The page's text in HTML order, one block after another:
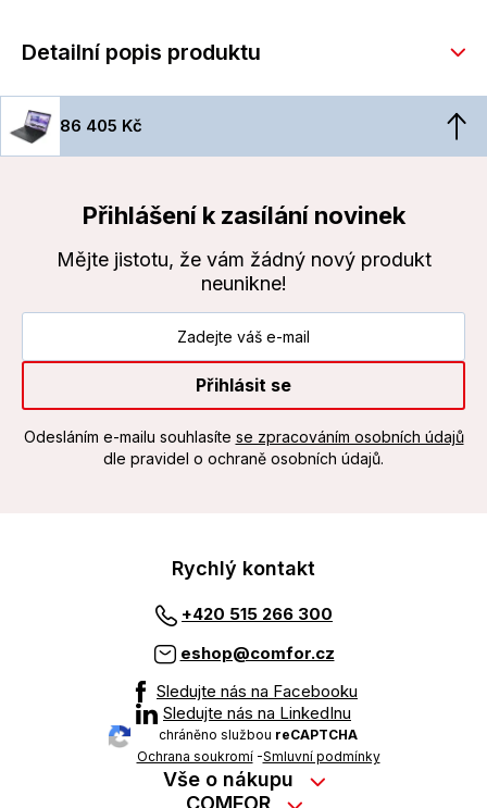
Detailní popis produktu
86 405 Kč
Přihlášení k zasílání novinek
Mějte jistotu, že vám žádný nový produkt
neunikne!
Přihlásit se
Odesláním e-mailu souhlasíte se zpracováním osobních údajů
dle pravidel o ochraně osobních údajů.
Rychlý kontakt
+420 515 266 300
eshop@comfor.cz
Sledujte nás na Facebooku
Sledujte nás na LinkedInu
chráněno službou reCAPTCHA
Ochrana soukromí-Smluvní podmínky
Vše o nákupu
Nákup na splátky